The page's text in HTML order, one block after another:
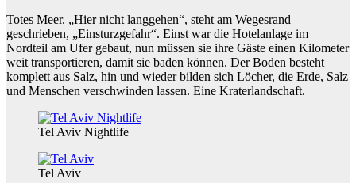
Totes Meer. „Hier nicht langgehen“, steht am Wegesrand
geschrieben, „Einsturzgefahr“. Einst war die Hotelanlage im
Nordteil am Ufer gebaut, nun müssen sie ihre Gäste einen Kilometer
weit transportieren, damit sie baden können. Der Boden besteht
komplett aus Salz, hin und wieder bilden sich Löcher, die Erde, Salz
und Menschen verschwinden lassen. Eine Kraterlandschaft.
Tel Aviv Nightlife
Tel Aviv